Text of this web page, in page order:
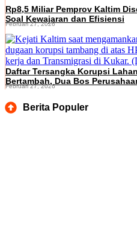
Rp8,5 Miliar Pemprov Kaltim
Soal Kewajaran dan Efisiensi
Februari 27, 2026
Daftar Tersangka Korupsi
Bertambah, Dua Bos
Februari 27, 2026
Berita Populer